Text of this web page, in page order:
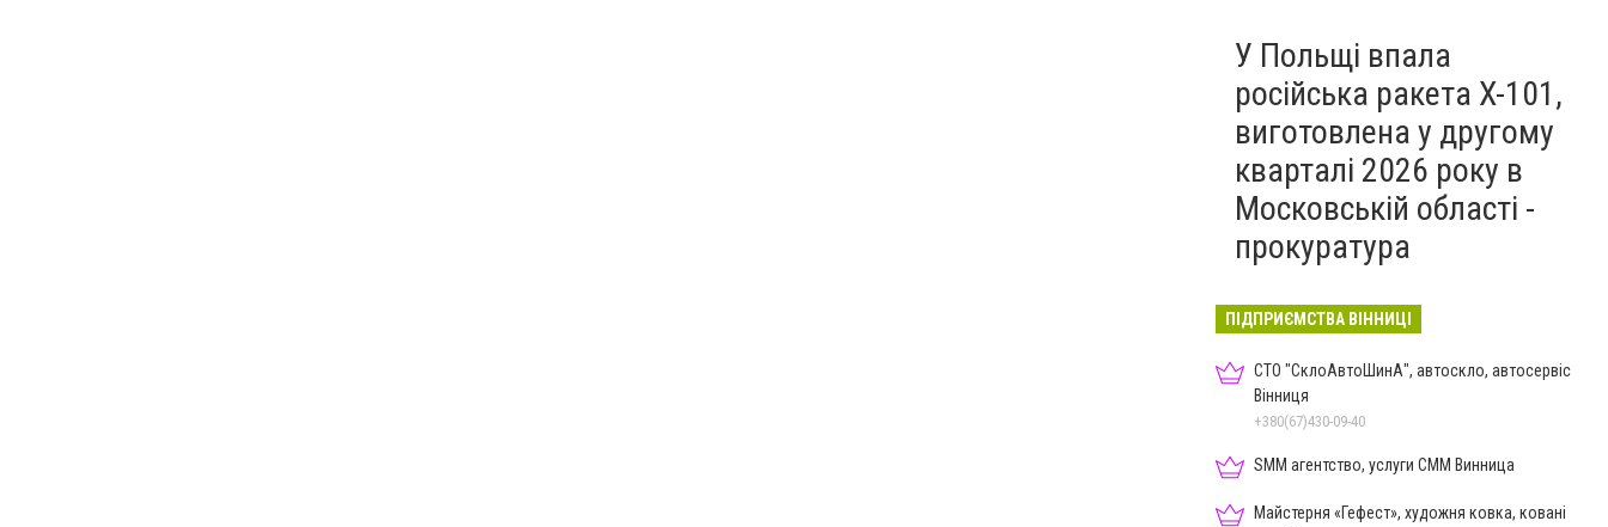
У Польщі впала
російська ракета X-101,
виготовлена у другому
кварталі 2026 року в
Московській області -
прокуратура
ПІДПРИЄМСТВА ВІННИЦІ
СТО "СклоАвтоШинА", автоскло, автосервіс
Вінниця
+380(67)430-09-40
SMM агентство, услуги СММ Винница
Майстерня «Гефест», художня ковка, ковані